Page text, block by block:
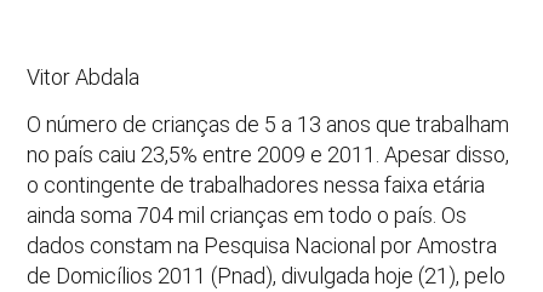
Vitor Abdala
O número de crianças de 5 a 13 anos que trabalham
no país caiu 23,5% entre 2009 e 2011. Apesar disso,
o contingente de trabalhadores nessa faixa etária
ainda soma 704 mil crianças em todo o país. Os
dados constam na Pesquisa Nacional por Amostra
de Domicílios 2011 (Pnad), divulgada hoje (21), pelo